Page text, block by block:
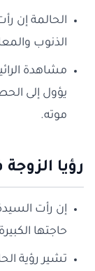
الحالمة إن
الذنوب
مشاهدة
يؤول إلى
موته.
رؤيا
إن رأت
حاجتها
تشير رؤية